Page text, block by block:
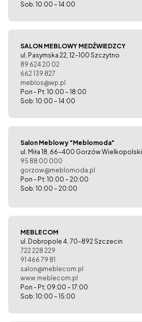
Sob: 10:00 – 14:00
SALON MEBLOWY MEDŹWIEDZCY
ul. Pasymska 22, 12-100 Szczytno
89 624 20 02
662 139 827
meblos@wp.pl
Pon - Pt: 10:00 – 18:00
Sob: 10:00 – 14:00
Salon Meblowy "Meblomoda"
ul. Miła 18, 66-400 Gorzów Wielkopolski
95 88 00 000
gorzow@meblomoda.pl
Pon - Pt: 10:00 – 20:00
Sob: 10:00 – 20:00
MEBLECOM
ul. Dobropole 4, 70-892 Szczecin
722 228 229
91 466 79 81
salon@meblecom.pl
www.meblecom.pl
Pon - Pt: 09:00 – 17:00
Sob: 10:00 – 15:00